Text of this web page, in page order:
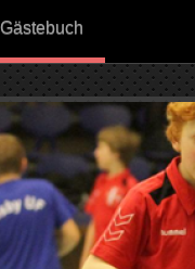
Gästebuch